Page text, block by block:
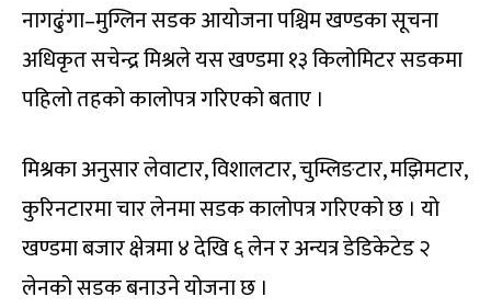
नागढुंगा–मुग्लिन सडक आयोजना पश्चिम खण्डका सूचना
अधिकृत सचेन्द्र मिश्रले यस खण्डमा १३ किलोमिटर सडकमा
पहिलो तहको कालोपत्र गरिएको बताए ।
मिश्रका अनुसार लेवाटार, विशालटार, चुम्लिङटार, मझिमटार,
कुरिनटारमा चार लेनमा सडक कालोपत्र गरिएको छ । यो
खण्डमा बजार क्षेत्रमा ४ देखि ६ लेन र अन्यत्र डेडिकेटेड २
लेनको सडक बनाउने योजना छ ।